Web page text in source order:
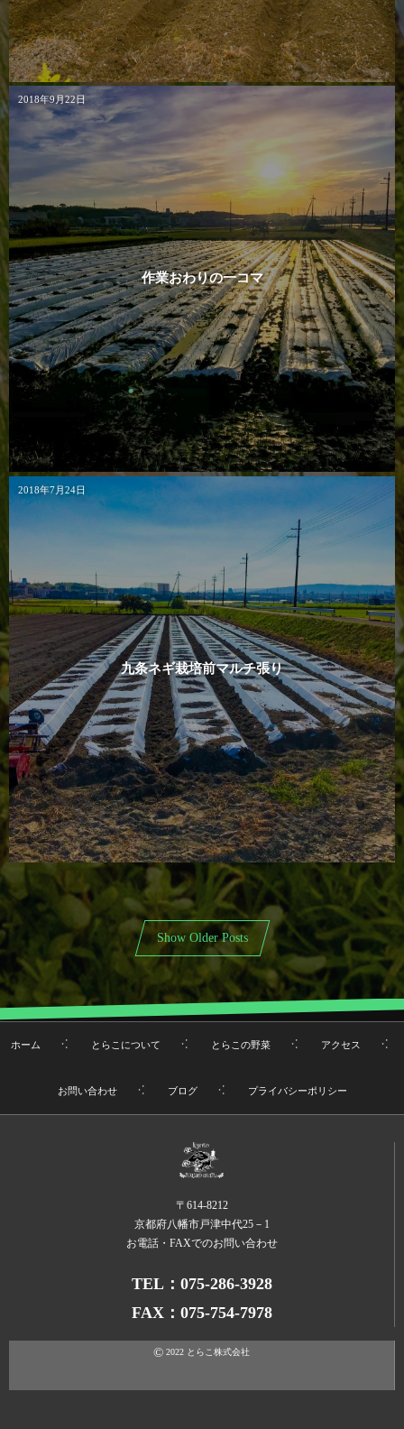
2018年9月22日
作業おわりの一コマ
2018年7月24日
九条ネギ栽培前マルチ張り
Show Older Posts
ホーム とらこについて とらこの野菜 アクセス
お問い合わせ ブログ プライバシーポリシー
〒614-8212
京都府八幡市戸津中代25－1
お電話・FAXでのお問い合わせ
TEL：075-286-3928
FAX：075-754-7978
© 2022 とらこ株式会社